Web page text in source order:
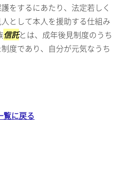
をするにあたり、法定若しく
として本人を援助する仕組み
信託とは、成年後見制度のうち
度であり、自分が元気なうち
覧に戻る